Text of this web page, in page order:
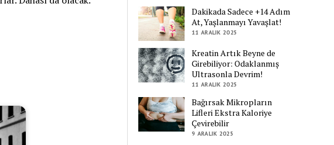
Dakikada Sadece +14 Adım
At, Yaşlanmayı Yavaşlat!
11 ARALIK 2025
Kreatin Artık Beyne de
Girebiliyor: Odaklanmış
Ultrasonla Devrim!
11 ARALIK 2025
Bağırsak Mikropların
Lifleri Ekstra Kaloriye
Çevirebilir
9 ARALIK 2025